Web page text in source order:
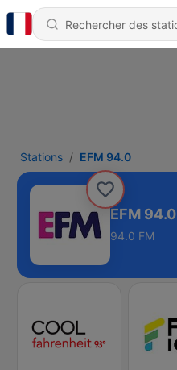
Stations EFM 94.0
EFM 94.0
94.0 FM